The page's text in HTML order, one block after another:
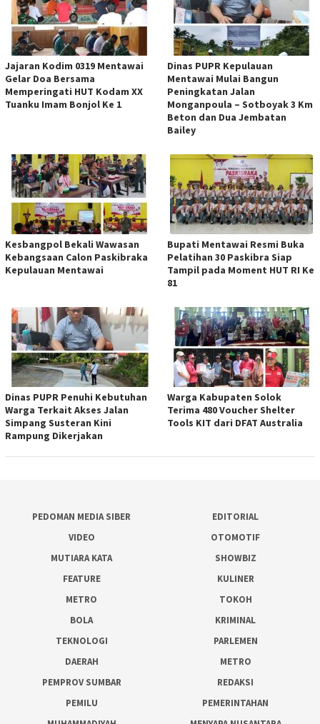
Jajaran Kodim 0319 Mentawai
Gelar Doa Bersama
Memperingati HUT Kodam XX
Tuanku Imam Bonjol Ke 1
Dinas PUPR Kepulauan
Mentawai Mulai Bangun
Peningkatan Jalan
Monganpoula – Sotboyak 3 Km
Beton dan Dua Jembatan
Bailey
Kesbangpol Bekali Wawasan
Kebangsaan Calon Paskibraka
Kepulauan Mentawai
Bupati Mentawai Resmi Buka
Pelatihan 30 Paskibra Siap
Tampil pada Moment HUT RI Ke
81
Dinas PUPR Penuhi Kebutuhan
Warga Terkait Akses Jalan
Simpang Susteran Kini
Rampung Dikerjakan
Warga Kabupaten Solok
Terima 480 Voucher Shelter
Tools KIT dari DFAT Australia
PEDOMAN MEDIA SIBER
EDITORIAL
VIDEO
OTOMOTIF
MUTIARA KATA
SHOWBIZ
FEATURE
KULINER
METRO
TOKOH
BOLA
KRIMINAL
TEKNOLOGI
PARLEMEN
DAERAH
METRO
PEMPROV SUMBAR
REDAKSI
PEMILU
PEMERINTAHAN